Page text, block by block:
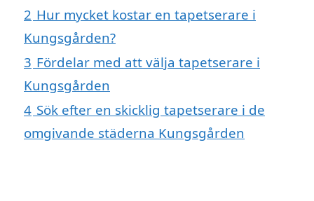
2 Hur mycket kostar en tapetserare i
Kungsgården?
3 Fördelar med att välja tapetserare i
Kungsgården
4 Sök efter en skicklig tapetserare i de
omgivande städerna Kungsgården